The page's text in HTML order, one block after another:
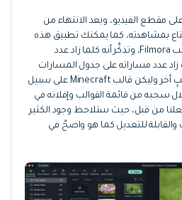
مقطع الفيديو، وبعد الانتهاء من
بمشاهدته، كما يمكنك تطبيق هذه
الطريقة على أيِّ قالب من قوالب Filmora، وتذكَّر أنه كلما زاد عدد
عدد مساراته على جدول المسارات
الزمني، فإن أردت استخدام قالبٍ أخر وليكن قالب Minecraft على سبيل
سحبه من قائمة القوالب وإفلاته في
من قبل، حيث ستلاحظ وجود الكثير
للتعديل كما هو واضحٌ في